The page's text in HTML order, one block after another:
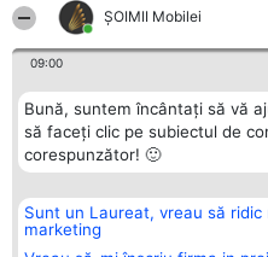
ȘOIMII Mobilei
09:00
Bună, suntem încântați să vă
să faceți clic pe subiectul de
corespunzător! 🙂
Sunt un Laureat, vreau să ridic
marketing
Organizator Ranking
BRIGHT SOLUTIONS BR SRL
Aleea Timisul De Sus 2 Bl. A30
Lista